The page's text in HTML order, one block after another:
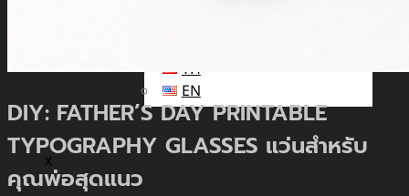
TH
EN
X
DIY: FATHER’S DAY PRINTABLE
TYPOGRAPHY GLASSES แว่นสำหรับ
คุณพ่อสุดแนว